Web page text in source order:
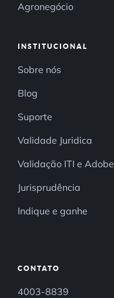
Agronegócio
INSTITUCIONAL
Sobre nós
Blog
Suporte
Validade Juridica
Validação ITI e Adobe
Jurisprudência
Indique e ganhe
CONTATO
4003-8839